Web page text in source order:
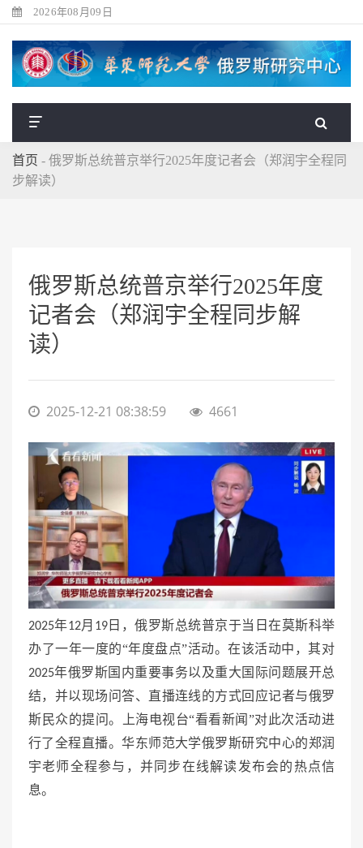
2026年08月09日
首页 - 俄罗斯总统普京举行2025年度记者会（郑润宇全程同
步解读）
俄罗斯总统普京举行2025年度
记者会（郑润宇全程同步解
读）
2025-12-21 08:38:59 4661
2025年12月 19日，俄罗斯总统普京于当日在莫斯科举
办了一年一度的“年度盘点”活动。在该活动中，其对
2025年俄罗斯国内重要事务以及重大国际问题展开总
结，并以现场问答、直播连线的方式回应记者与俄罗
斯民众的提问。上海电视台“看看新闻”对此次活动进
行了全程直播。华东师范大学俄罗斯研究中心的郑润
宇老师全程参与，并同步在线解读发布会的热点信
息。